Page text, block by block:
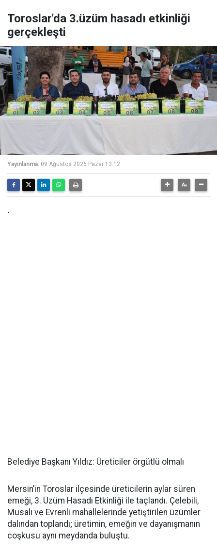
Toroslar'da 3.üzüm hasadı etkinliği
gerçekleşti
Yayınlanma: 09 Ağustos 2026 Pazar 13:12
.
Belediye Başkanı Yıldız: Üreticiler örgütlü olmalı
Mersin’in Toroslar ilçesinde üreticilerin aylar süren
emeği, 3. Üzüm Hasadı Etkinliği ile taçlandı. Çelebili,
Musalı ve Evrenli mahallelerinde yetiştirilen üzümler
dalından toplandı; üretimin, emeğin ve dayanışmanın
coşkusu aynı meydanda buluştu.